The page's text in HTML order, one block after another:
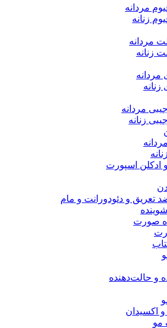
مردانه
زنانه
مردانه
زنانه
مردانه
زنانه
مردانه
زنانه
ادکلن اسپورت
تعریق و دئودورانت و مام
صورت
و حالت‌دهنده
و اکسیدان
مو